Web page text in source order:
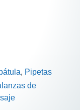
, Pipetas
de